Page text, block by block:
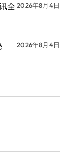
全 2026年8月4日
2026年8月4日